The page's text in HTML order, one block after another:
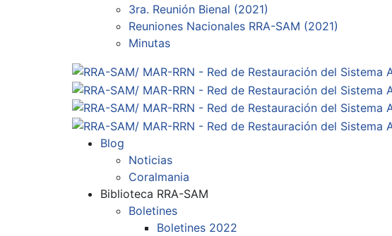
3ra. Reunión Bienal (2021)
Reuniones Nacionales RRA-SAM (2021)
Minutas
Blog
Noticias
Coralmania
Biblioteca RRA-SAM
Boletines
Boletines 2022